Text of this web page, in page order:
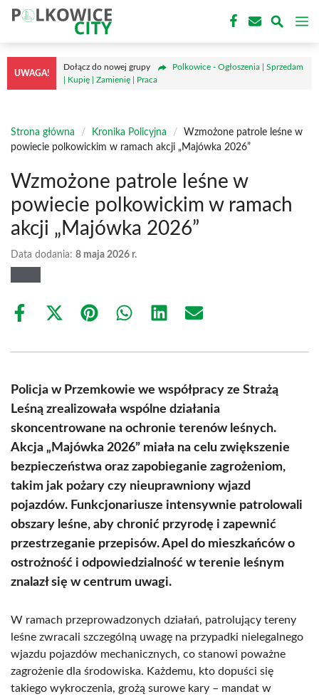
Przejdź
treści
UWAGA!
Dołącz do nowej grupy
Polkowice - Ogłoszenia | Sprzedam
| Kupię | Zamienię | Praca
Strona główna / Kronika Policyjna /
Wzmożone patrole leśne w
powiecie polkowickim w ramach akcji „Majówka 2026”
Wzmożone patrole leśne w
powiecie polkowickim w ramach
akcji „Majówka 2026”
Data dodania: 8 maja 2026 r.
Share
Share
(Twitter)
Share Share Share Share
Policja w Przemkowie we współpracy ze Strażą
Leśną zrealizowała wspólne działania
skoncentrowane na ochronie terenów leśnych.
Akcja „Majówka 2026” miała na celu zwiększenie
bezpieczeństwa oraz zapobieganie zagrożeniom,
takim jak pożary czy nieuprawniony wjazd
pojazdów. Funkcjonariusze intensywnie patrolowali
obszary leśne, aby chronić przyrodę i zapewnić
przestrzeganie przepisów. Apel do mieszkańców o
ostrożność i odpowiedzialność w terenie leśnym
znalazł się w centrum uwagi.
W ramach przeprowadzonych działań, patrolujący tereny
leśne zwracali szczególną uwagę na przypadki nielegalnego
wjazdu pojazdów mechanicznych, co stanowi poważne
zagrożenie dla środowiska. Każdemu, kto dopuści się
takiego wykroczenia, grożą surowe kary – mandat w